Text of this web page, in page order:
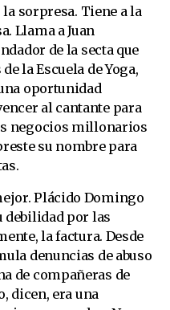
sorpresa. Tiene a la
Llama a Juan
de la secta que
la Escuela de Yoga,
oportunidad
al cantante para
negocios millonarios
su nombre para
Plácido Domingo
debilidad por las
la factura. Desde
denuncias de abuso
de compañeras de
dicen, era una